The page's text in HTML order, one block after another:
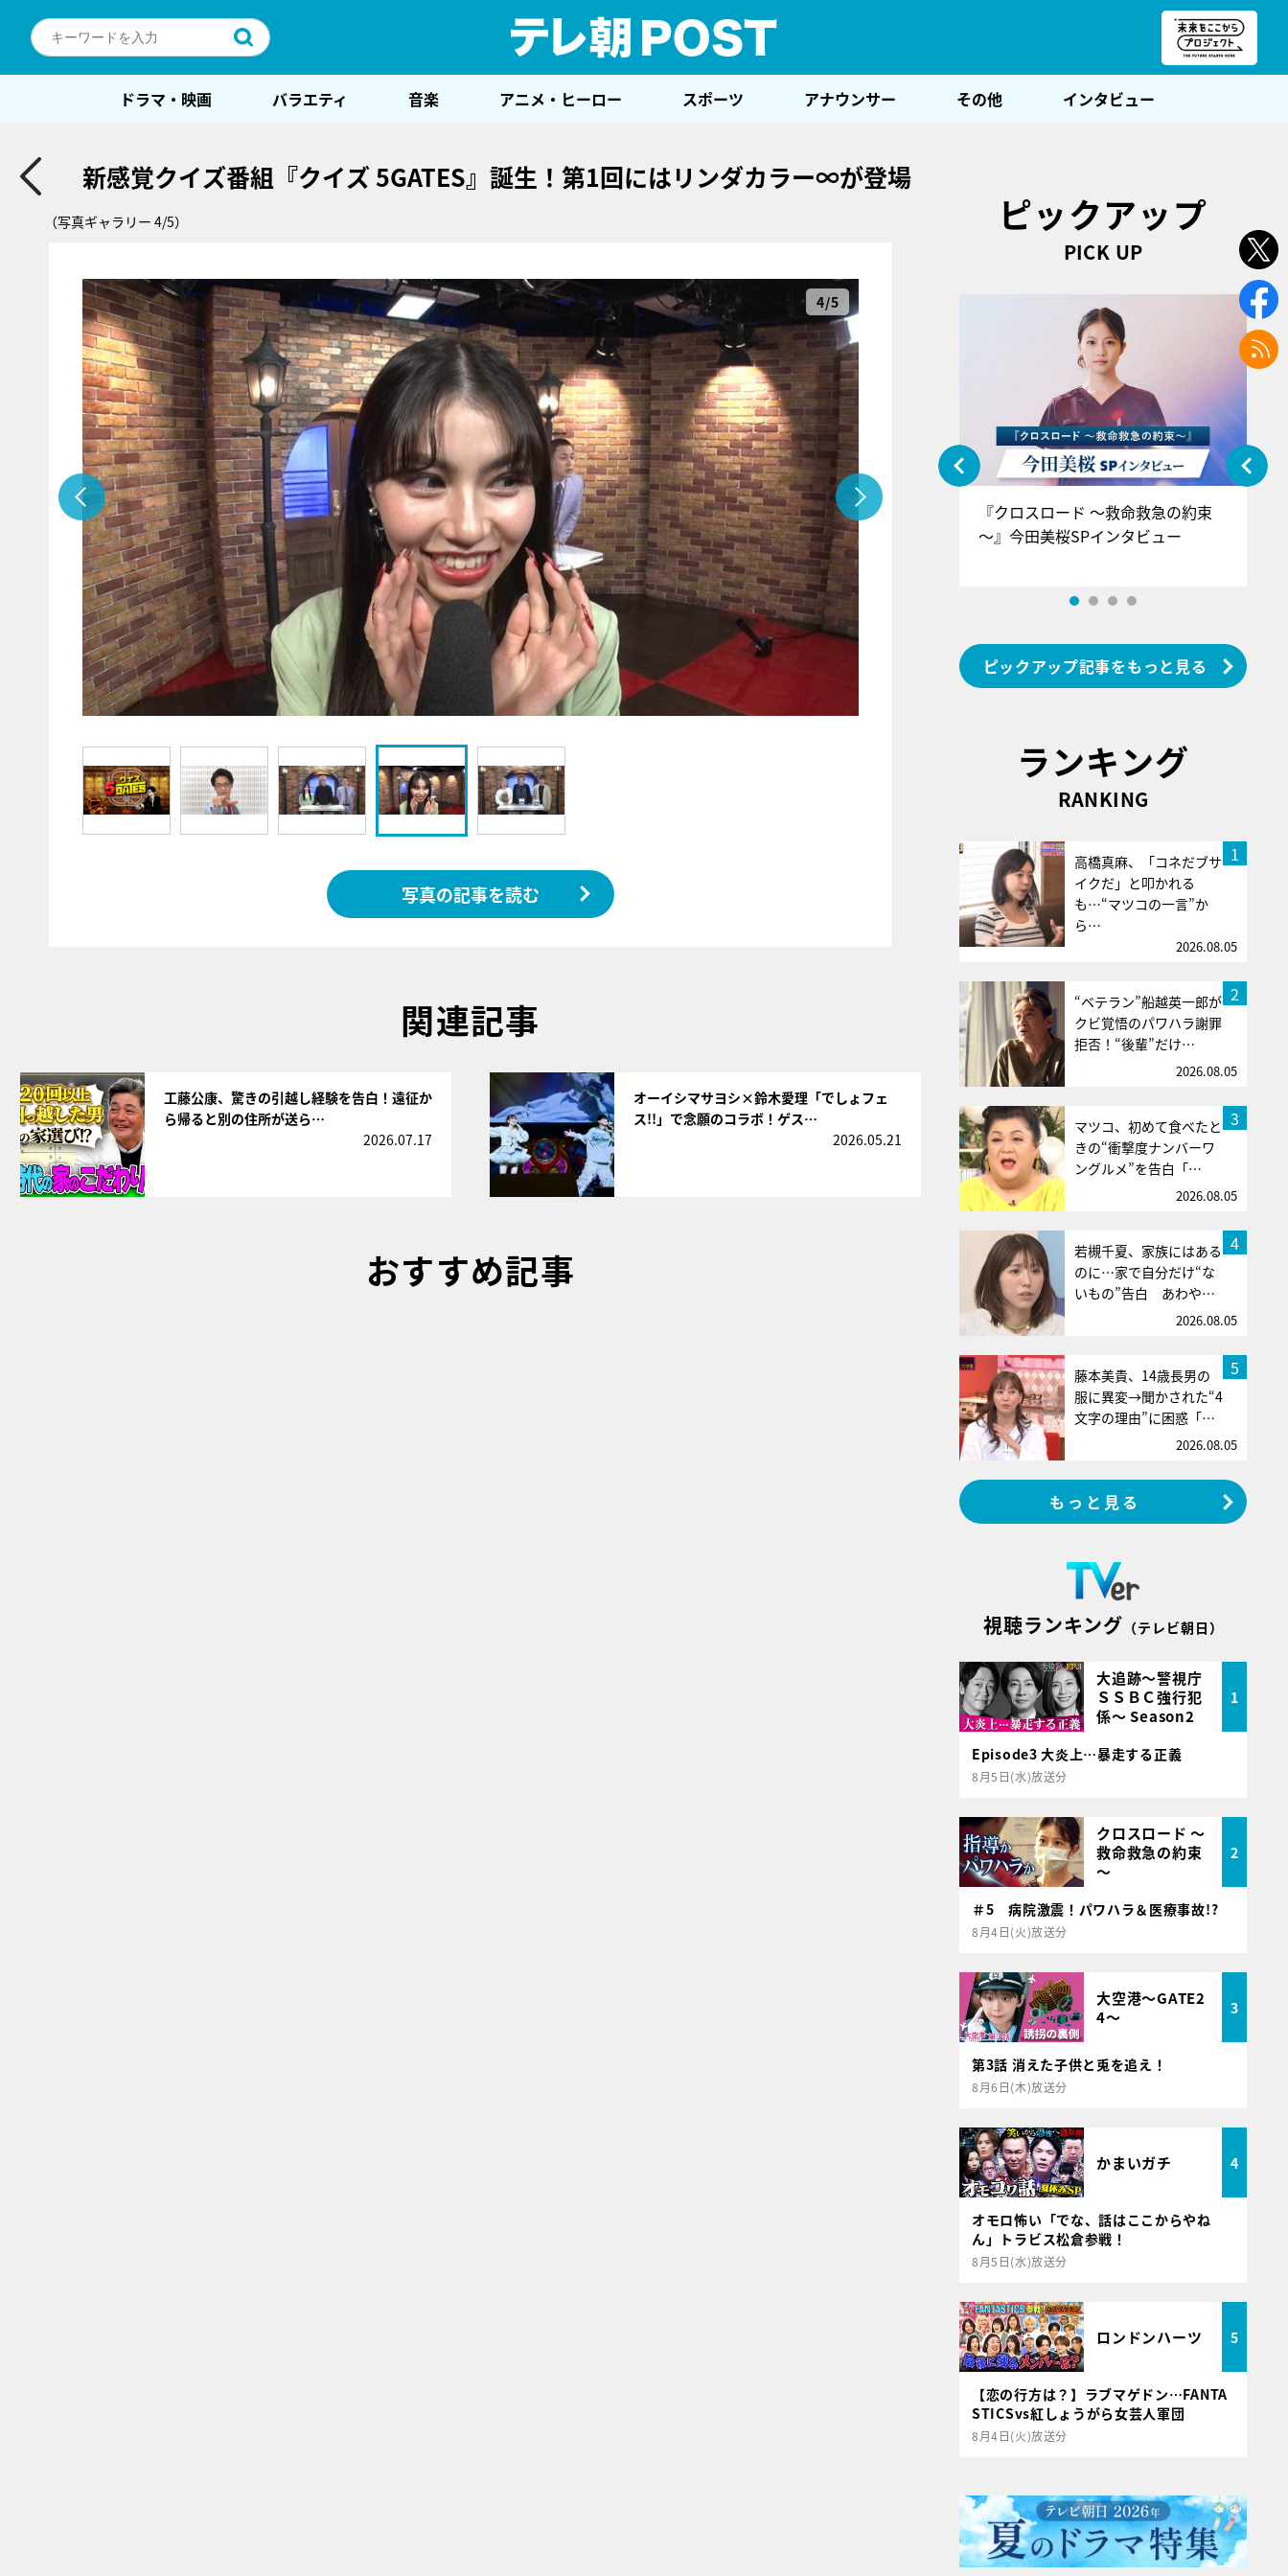
ドラマ・映画 バラエティ 音楽 アニメ・ヒーロー スポーツ アナウンサー その他 インタビュー
新感覚クイズ番組『クイズ 5GATES』誕生！第1回にはリンダカラー∞が登場
（写真ギャラリー 4/5）
4/5
写真の記事を読む
関連記事
工藤公康、驚きの引越し経験を告白！遠征か
ら帰ると別の住所が送ら…
2026.07.17
オーイシマサヨシ×鈴木愛理「でしょフェ
ス!!」で念願のコラボ！ゲス…
2026.05.21
おすすめ記事
ピックアップ
PICK UP
『アイ＝ラブ！げーみんぐ』＝LOV
E齋藤樹愛羅＆佐々木舞香SPインタ
ビュー
『クロスロード ～救命救急の約束
～』今田美桜SPインタビュー
ピックアップ記事をもっと見る
ランキング
RANKING
1
高橋真麻、「コネだブサ
イクだ」と叩かれる
も…“マツコの一言”か
ら…
2026.08.05
2
“ベテラン”船越英一郎が
クビ覚悟のパワハラ謝罪
拒否！“後輩”だけ…
2026.08.05
3
マツコ、初めて食べたと
きの“衝撃度ナンバーワ
ングルメ”を告白「…
2026.08.05
4
若槻千夏、家族にはある
のに…家で自分だけ“な
いもの”告白 あわや…
2026.08.05
5
藤本美貴、14歳長男の
服に異変→聞かされた“4
文字の理由”に困惑「…
2026.08.05
もっと見る
視聴ランキング （テレビ朝日）
大追跡～警視庁
ＳＳＢＣ強行犯
係～ Season2
1
Episode3 大炎上…暴走する正義
8月5日(水)放送分
クロスロード ～
救命救急の約束
～
2
＃5 病院激震！パワハラ＆医療事故!?
8月4日(火)放送分
大空港～GATE2
4～
3
第3話 消えた子供と兎を追え！
8月6日(木)放送分
かまいガチ 4
オモロ怖い「でな、話はここからやね
ん」トラビス松倉参戦！
8月5日(水)放送分
ロンドンハーツ 5
【恋の行方は？】ラブマゲドン…FANTA
STICSvs紅しょうがら女芸人軍団
8月4日(火)放送分